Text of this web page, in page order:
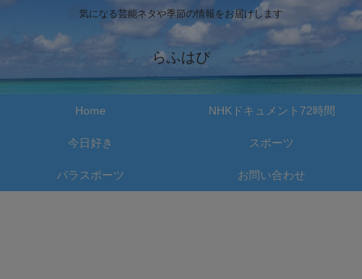
気になる芸能ネタや季節の情報をお届けします
らふはぴ
Home NHKドキュメント72時間
今日好き スポーツ
パラスポーツ お問い合わせ